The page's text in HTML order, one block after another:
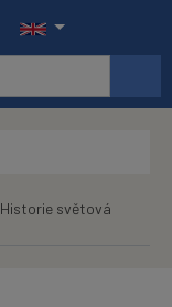
Historie světová